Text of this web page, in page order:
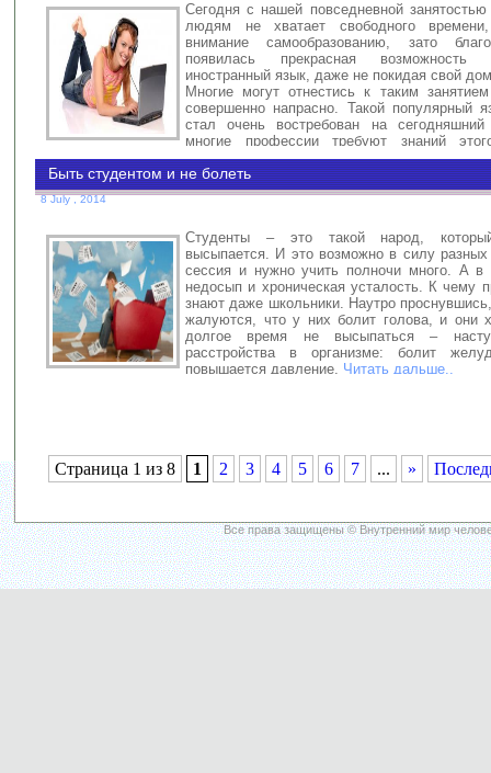
Сегодня с нашей повседневной
людям не хватает свободного
внимание самообразованию, зато
появилась прекрасная возможность
иностранный язык, даже не покидая свой
Многие могут отнестись к таким
совершенно напрасно. Такой популярный
стал очень востребован на
многие профессии требуют знаний
дальше..
Быть студентом и не болеть
8 July , 2014
Студенты – это такой народ,
высыпается. И это возможно в силу разных
сессия и нужно учить полночи много. А в
недосып и хроническая усталость. К чему
знают даже школьники. Наутро
жалуются, что у них болит голова, и они
долгое время не высыпаться –
расстройства в организме: болит
повышается давление, Читать дальше..
Страница 1 из 8 1 2 3 4 5 6 7 ... »
Все права защищены © Внутренний мир